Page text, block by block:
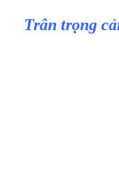
Trân trọng